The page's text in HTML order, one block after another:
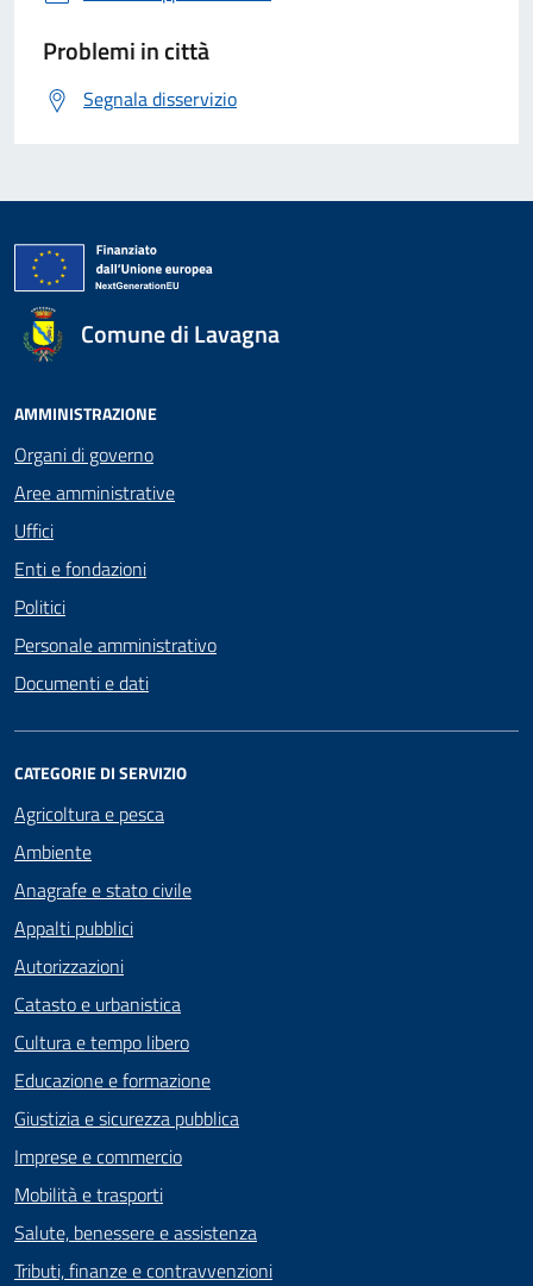
Problemi in città
Segnala disservizio
Comune di Lavagna
AMMINISTRAZIONE
Organi di governo
Aree amministrative
Uffici
Enti e fondazioni
Politici
Personale amministrativo
Documenti e dati
CATEGORIE DI SERVIZIO
Agricoltura e pesca
Ambiente
Anagrafe e stato civile
Appalti pubblici
Autorizzazioni
Catasto e urbanistica
Cultura e tempo libero
Educazione e formazione
Giustizia e sicurezza pubblica
Imprese e commercio
Mobilità e trasporti
Salute, benessere e assistenza
Tributi, finanze e contravvenzioni